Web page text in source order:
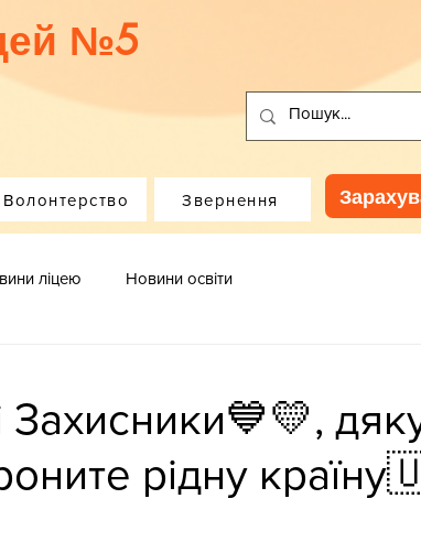
№5
Волонтерство Звернення
ліцею Новини освіти
Захисники💙💛,
рідну